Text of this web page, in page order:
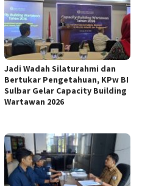
Jadi Wadah Silaturahmi dan
Bertukar Pengetahuan, KPw BI
Sulbar Gelar Capacity Building
Wartawan 2026